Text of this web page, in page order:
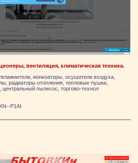
вентиляция, климатическая техника.
ионизаторы, осушители воздуха,
радиаторы отопления, тепловые пушки,
пылесос, торгово-технол
P1AI